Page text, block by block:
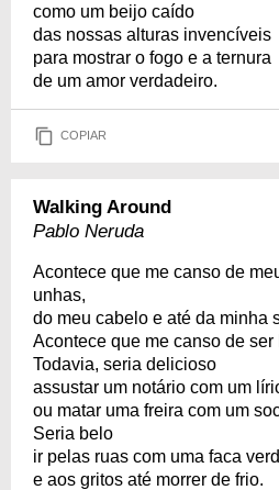
como um beijo caído
das nossas alturas invencíveis
para mostrar o fogo e a ternura
de um amor verdadeiro.
COPIAR
Walking Around
Pablo Neruda
Acontece que me canso de
unhas,
do meu cabelo e até da minha
Acontece que me canso de ser
Todavia, seria delicioso
assustar um notário com um
ou matar uma freira com um
Seria belo
ir pelas ruas com uma faca
e aos gritos até morrer de frio.